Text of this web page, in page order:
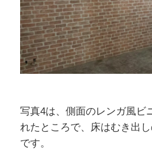
写真4は、側面のレンガ風ビ
れたところで、床はむき出
です。